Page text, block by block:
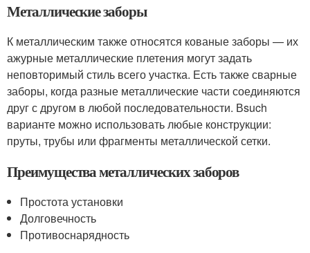
Металлические заборы
К металлическим также относятся кованые заборы — их
ажурные металлические плетения могут задать
неповторимый стиль всего участка. Есть также сварные
заборы, когда разные металлические части соединяются
друг с другом в любой последовательности. Вsuch
варианте можно использовать любые конструкции:
пруты, трубы или фрагменты металлической сетки.
Преимущества металлических заборов
Простота установки
Долговечность
Противоснарядность